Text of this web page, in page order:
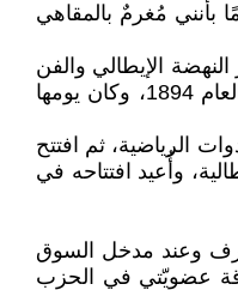
بأنني مُغرمٌ بالمقاهي
الإيطالي والفن
الباروكي، حيث الأسقف المذهّبة العالية والمزدانة باللوحات الجدارية والأعمدة الرخامية الملتوية والثريّات الكريستالية الضخمة. وقد افتتح المقهى أبوابه في العام 1894، وكان يومها
الرياضية، ثم افتتح
وإعادة إحيائه من قبل شركة إيطالية، وأُعيد افتتاحه في
وعند مدخل السوق
عضويّتي في الحزب